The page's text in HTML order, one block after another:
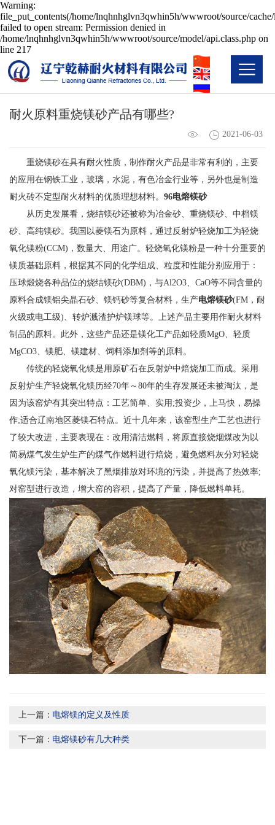
Warning:
file_put_contents(/home/lnqhnhglvn3qwhin5h/wwwroot/source/cache/
failed to open stream: Permission denied in
/home/lnqhnhglvn3qwhin5h/wwwroot/source/model/api.class.php on
line 217
耐火原料重烧镁砂产品有哪些?
2021-06-03
重烧镁砂在具有耐火性质，制作耐火产品是非常有利的，主要
的应用在钢铁工业，玻璃，水泥，有色冶金行业等，另外也是制造
耐火砖不定型耐火材料的优质理想材料。 96电熔镁砂
从历史发展看，烧结镁砂还被称为冶金砂、重烧镁砂、中档镁
砂、高纯镁砂。我国以菱镁石为原料，通过反射炉轻烧加工为轻烧
氧化镁粉(CCM)，数量大、用途广。轻烧氧化镁粉是一种十分重要的
镁质基础原料，根据其不同的化学组成、粒度和性能分别应用于：
压球煅烧各种品位的烧结镁砂(DBM)，与Al2O3、CaO等不同含量的
原料合成镁铝尖晶石砂、镁钙砂等复合材料，生产电熔镁砂(FM，耐
火级或电工级)、转炉溅渣护炉镁球等。上述产品主要用作耐火材料
制品的原料。此外，这些产品还是镁化工产品如轻质MgO、轻质
MgCO3、镁肥、镁建材、饲料添加剂等的原料。
传统的轻烧氧化镁是用原矿石在反射炉中焙烧加工而成。采用
反射炉生产轻烧氧化镁历经70年～80年的生存发展还未被淘汰，是
因为该窑炉有其突出特点：工艺简单、实用;投资少，上马快，易操
作;适合辽南地区菱镁石特点。近十几年来，该窑型生产工艺也进行
了较大改进，主要表现在：改用清洁燃料，将原直接烧烟煤改为以
简易煤气发生炉生产的煤气作燃料进行焙烧，避免燃料灰分对轻烧
氧化镁污染，基本解决了黑烟排放对环境的污染，并提高了热效率;
对窑型进行改造，增大窑的容积，提高了产量，降低燃料单耗。
上一篇： 电熔镁的定义及性质
下一篇： 电熔镁砂有几大种类